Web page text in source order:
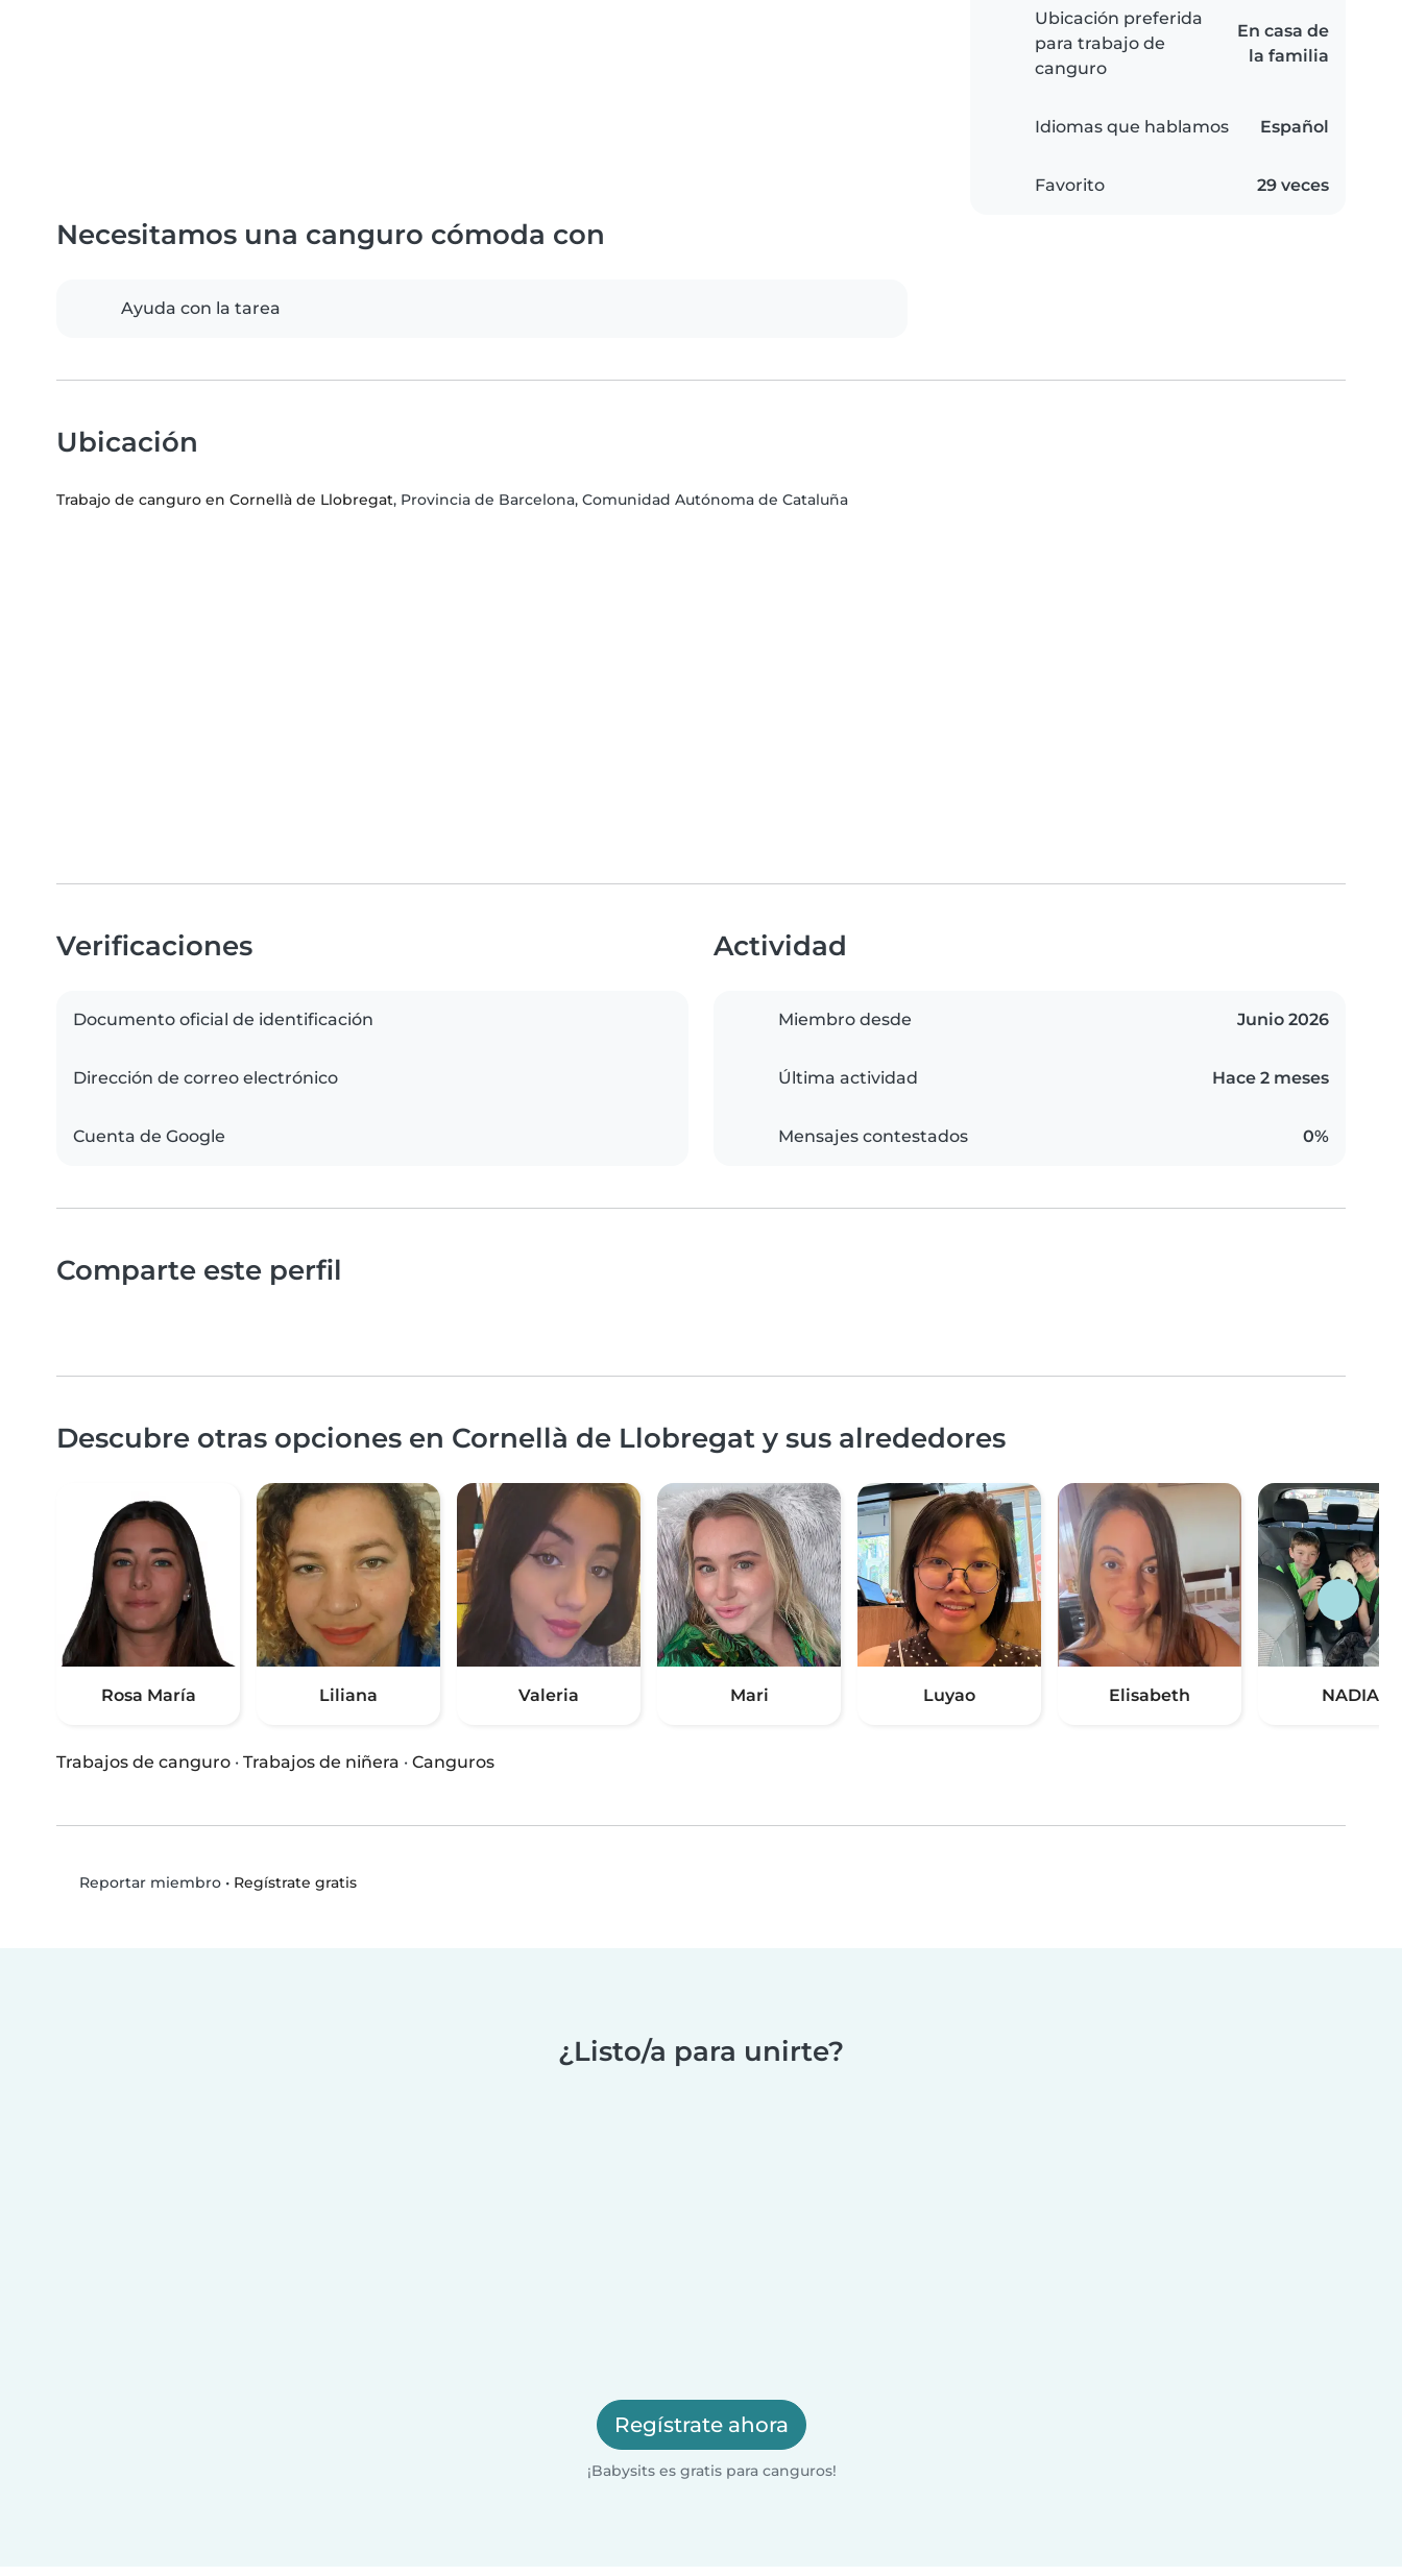
Ubicación preferida
para trabajo de
canguro
En casa de
la familia
Idiomas que hablamos Español
Favorito 29 veces
Necesitamos una canguro cómoda con
Ayuda con la tarea
Ubicación
Trabajo de canguro en Cornellà de Llobregat, Provincia de Barcelona, Comunidad Autónoma de Cataluña
Verificaciones
Documento oficial de identificación
Dirección de correo electrónico
Cuenta de Google
Actividad
Miembro desde Junio 2026
Última actividad Hace 2 meses
Mensajes contestados 0%
Comparte este perfil
Descubre otras opciones en Cornellà de Llobregat y sus alrededores
Rosa María Liliana Valeria Mari Luyao Elisabeth NADIA
Trabajos de canguro · Trabajos de niñera · Canguros
Reportar miembro• Regístrate gratis
¿Listo/a para unirte?
Regístrate ahora
¡Babysits es gratis para canguros!